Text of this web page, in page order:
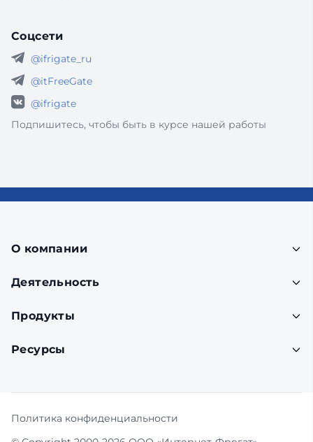
Соцсети
@ifrigate_ru
@itFreeGate
@ifrigate
Подпишитесь, чтобы быть в курсе нашей работы
О компании
Деятельность
Продукты
Ресурсы
Политика конфиденциальности